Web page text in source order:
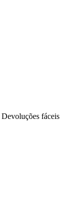
Devoluções fáceis